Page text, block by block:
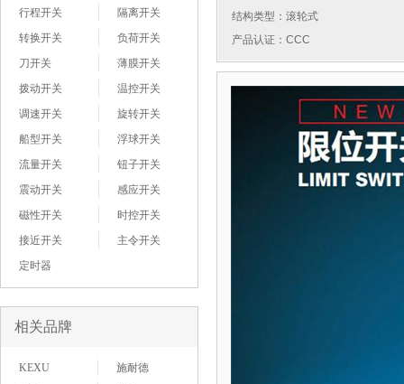
行程开关
隔离开关
转换开关
负荷开关
刀开关
薄膜开关
拨动开关
温控开关
调速开关
旋转开关
船型开关
浮球开关
流量开关
钮子开关
震动开关
感应开关
磁性开关
时控开关
接近开关
主令开关
定时器
相关品牌
KEXU
施耐德
结构类型：滚轮式
产品认证：CCC